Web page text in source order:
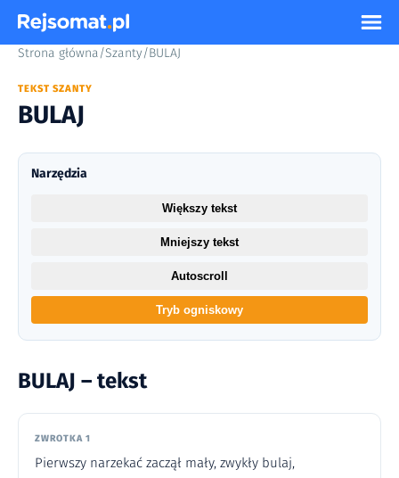
Strona główna/Szanty/BULAJ
TEKST SZANTY
BULAJ
BULAJ – tekst
ZWROTKA 1
Pierwszy narzekać zaczął mały, zwykły bulaj,
Narzędzia
Większy tekst
Mniejszy tekst
Autoscroll
Tryb ogniskowy